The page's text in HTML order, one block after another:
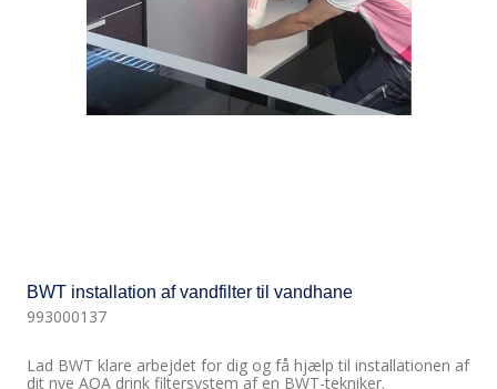
BWT installation af vandfilter til vandhane
993000137
Lad BWT klare arbejdet for dig og få hjælp til installationen af
dit nye AQA drink filtersystem af en BWT-tekniker.